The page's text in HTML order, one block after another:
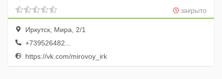
закрыто
Иркутск, Мира, 2/1
+739526482...
https://vk.com/mirovoy_irk